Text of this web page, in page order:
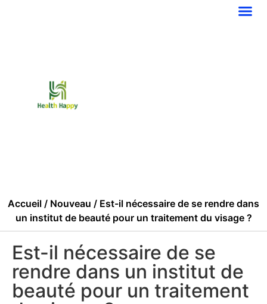
Accueil / Nouveau / Est-il nécessaire de se rendre dans
un institut de beauté pour un traitement du visage ?
Est-il nécessaire de se
rendre dans un institut de
beauté pour un traitement